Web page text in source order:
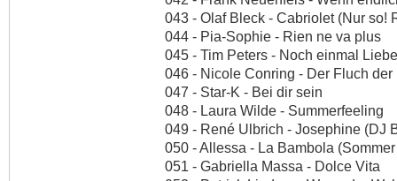
043 - Olaf Bleck - Cabriolet (Nur so!
044 - Pia-Sophie - Rien ne va plus
045 - Tim Peters - Noch einmal
046 - Nicole Conring - Der Fluch
047 - Star-K - Bei dir sein
048 - Laura Wilde - Summerfeeling
049 - René Ulbrich - Josephine (DJ
050 - Allessa - La Bambola
051 - Gabriella Massa - Dolce Vita